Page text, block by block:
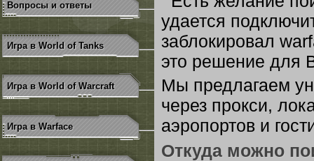
Вопросы и ответы
Игра в World of Tanks
Игра в World of Warcraft
Игра в Warface
удается
заблокировал
это решение для
Мы предлагаем
через прокси,
аэропортов и
Откуда можно